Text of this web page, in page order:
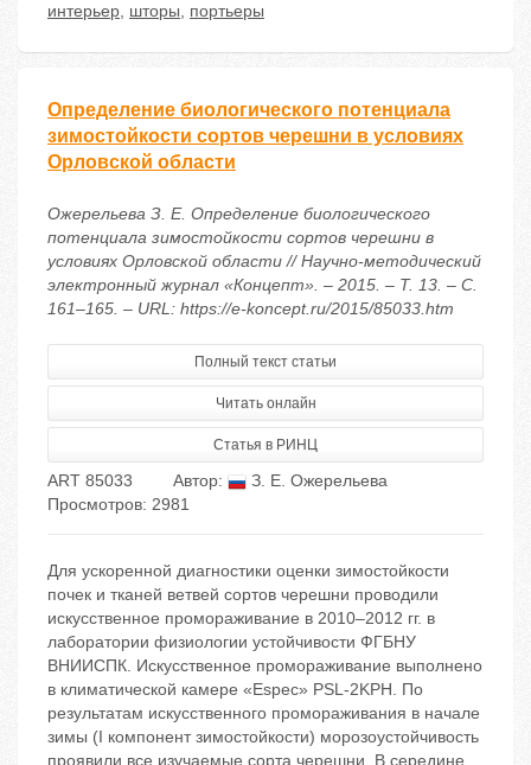
интерьер, шторы, портьеры
Определение биологического потенциала
зимостойкости сортов черешни в условиях
Орловской области
Ожерельева З. Е. Определение биологического
потенциала зимостойкости сортов черешни в
условиях Орловской области // Научно-методический
электронный журнал «Концепт». – 2015. – Т. 13. – С.
161–165. – URL: https://e-koncept.ru/2015/85033.htm
Полный текст статьи
Читать онлайн
Статья в РИНЦ
ART 85033 Автор:
З. Е. Ожерельева
Просмотров: 2981
Для ускоренной диагностики оценки зимостойкости
почек и тканей ветвей сортов черешни проводили
искусственное промораживание в 2010–2012 гг. в
лаборатории физиологии устойчивости ФГБНУ
ВНИИСПК. Искусственное промораживание выполнено
в климатической камере «Espec» PSL-2KPH. По
результатам искусственного промораживания в начале
зимы (I компонент зимостойкости) морозоустойчивость
проявили все изучаемые сорта черешни. В середине